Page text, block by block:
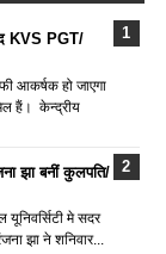
KVS PGT/
आकर्षक हो जाएगा
हैं। केन्द्रीय
झा बनीं कुलपति/
यूनिवर्सिटी मे सदर
झा ने शनिवार...